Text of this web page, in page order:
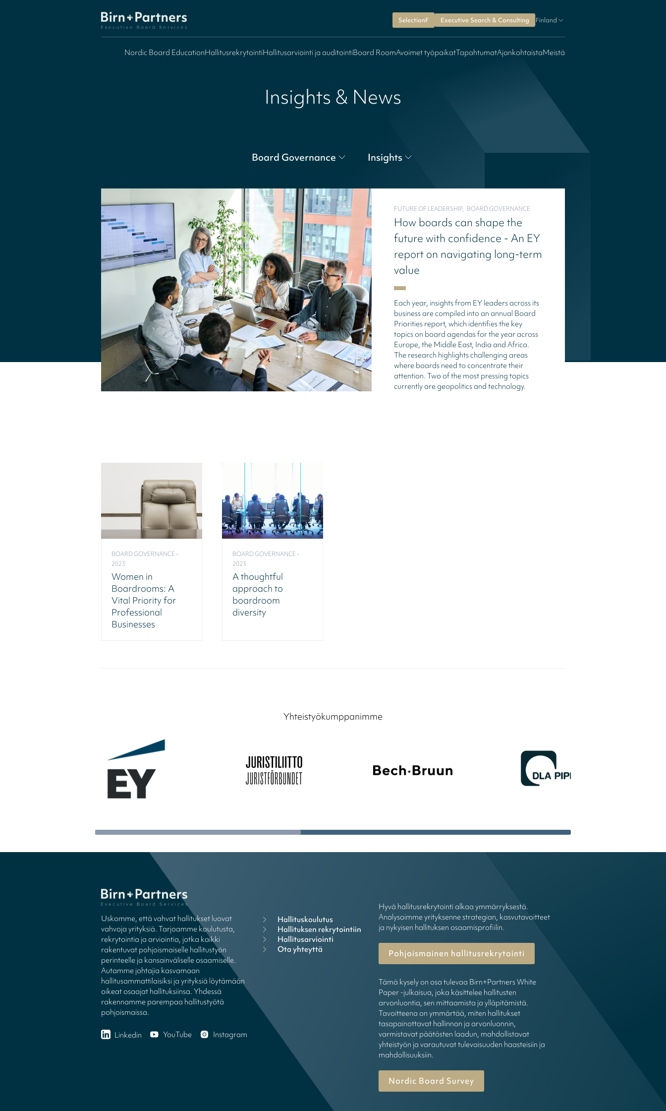
SelectionF Executive Search & Consulting Finland
Nordic Board EducationHallitusrekrytointiHallitusarviointi ja auditointiBoard RoomAvoimet työpaikatTapahtumatAjankohtaistaMeistä
Insights & News
Board Governance Insights
FUTURE OF LEADERSHIP,   BOARD GOVERNANCE
How boards can shape the
future with confidence - An EY
report on navigating long-term
value
Each year, insights from EY leaders across its
business are compiled into an annual Board
Priorities report, which identifies the key
topics on board agendas for the year across
Europe, the Middle East, India and Africa.
The research highlights challenging areas
where boards need to concentrate their
attention. Two of the most pressing topics
currently are geopolitics and technology.
BOARD GOVERNANCE -
2023
Women in
Boardrooms: A
Vital Priority for
Professional
Businesses
BOARD GOVERNANCE -
2023
A thoughtful
approach to
boardroom
diversity
Yhteistyökumppanimme
Uskomme, että vahvat hallitukset luovat
vahvoja yrityksiä. Tarjoamme koulutusta,
rekrytointia ja arviointia, jotka kaikki
rakentuvat pohjoismaiselle hallitustyön
perinteelle ja kansainväliselle osaamiselle.
Autamme johtajia kasvamaan
hallitusammattilaisiksi ja yrityksiä löytämään
oikeat osaajat hallituksiinsa. Yhdessä
rakennamme parempaa hallitustyötä
pohjoismaissa.
Linkedin YouTube Instagram
Hallituskoulutus
Hallituksen rekrytointiin
Hallitusarviointi
Ota yhteyttä
Hyvä hallitusrekrytointi alkaa ymmärryksestä.
Analysoimme yrityksenne strategian, kasvutavoitteet
ja nykyisen hallituksen osaamisprofiilin.
Pohjoismainen hallitusrekrytointi
Tämä kysely on osa tulevaa Birn+Partners White
Paper -julkaisua, joka käsittelee hallitusten
arvonluontia, sen mittaamista ja ylläpitämistä.
Tavoitteena on ymmärtää, miten hallitukset
tasapainottavat hallinnon ja arvonluonnin,
varmistavat päätösten laadun, mahdollistavat
yhteistyön ja varautuvat tulevaisuuden haasteisiin ja
mahdollisuuksiin.
Nordic Board Survey